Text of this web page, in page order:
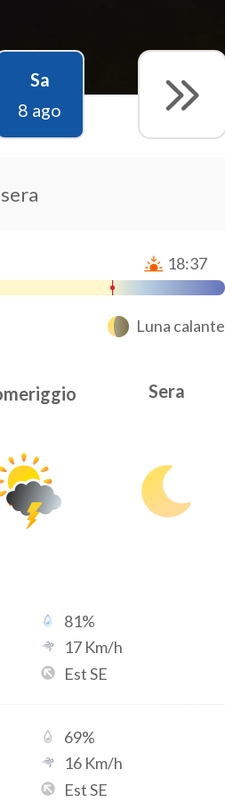
Sa
8 ago
18:37
Luna calante
Sera
81%
17 Km/h
Est SE
69%
16 Km/h
Est SE